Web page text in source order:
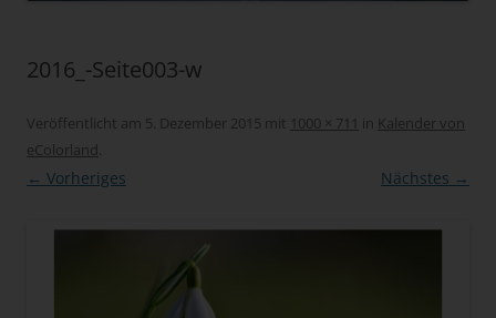
2016_-Seite003-w
Veröffentlicht am 5. Dezember 2015 mit 1000 × 711 in Kalender von
eColorland.
← Vorheriges Nächstes →